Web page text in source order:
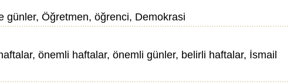
günler, Öğretmen, öğrenci, Demokrasi
önemli haftalar, önemli günler, belirli haftalar, İsmail